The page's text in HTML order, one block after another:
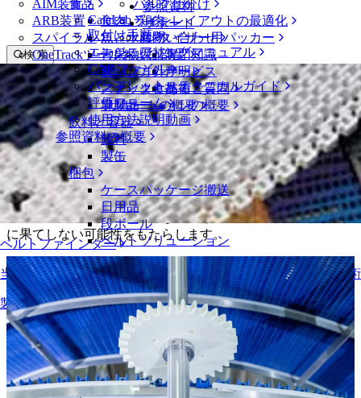
AIM装置
ARB装置
スパイラル
OneTrackツールおよび部品
ベルトファインダー
当社のコンベアベルト、部品、付属品などに関する詳細な技
製品の概要
バルク仕分け
ラインレイアウトの最適化
パレタイザー用パッカー
専門知識
サービス
技術
ソリューションの概要
食品
食肉、鶏肉
魚と水産物
青果物
製パン
スナック食品
乳製品
飲料と容器
飲料
製缶
梱包
ケースパッケージ搬送
日用品
段ボール
ベルトソリューション
物流およびマテリアルハンドリング
eコマースと流通
郵便と小包
タイヤおよび自動車産業
タイヤ
自動車
EVバッテリー
工業
参照資料
CalcLab
取付け手順
エンジニアリングマニュアル
CADファイル
パンフレット・テクニカルガイド
評価フォーム
使用方法説明動画
参照資料の概要
サポート
お問い合わせ
保証
方針声明
よくあるご質問
サポートの概要
検 索
メニューを開く
スパイラル
製品
スパイラル
サイドドライブ
エッジに秘められた可能性
サイドドライブ技術の独特な能力は、コンベアの長さと設計
に果てしない可能性をもたらします。